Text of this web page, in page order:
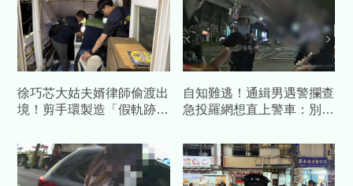
徐巧芯大姑夫婿律師偷渡出
境！剪手環製造「假軌跡」
偷渡集團
自知難逃！通緝男遇警攔查
急投羅網想直上警車：別查